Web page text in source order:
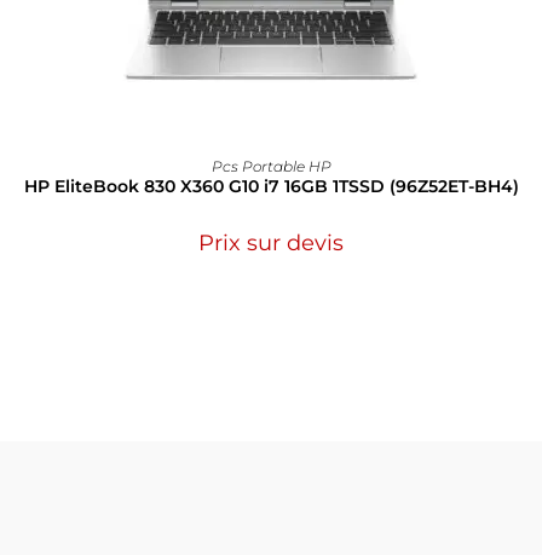
Pcs Portable HP
HP EliteBook 830 X360 G10 i7 16GB 1TSSD (96Z52ET-BH4)
Prix sur devis